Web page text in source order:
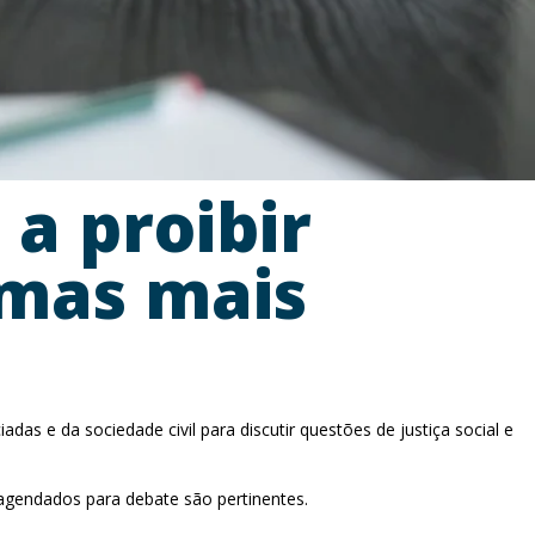
a proibir
mais
e da sociedade civil para discutir questões de justiça social e
para debate são pertinentes.